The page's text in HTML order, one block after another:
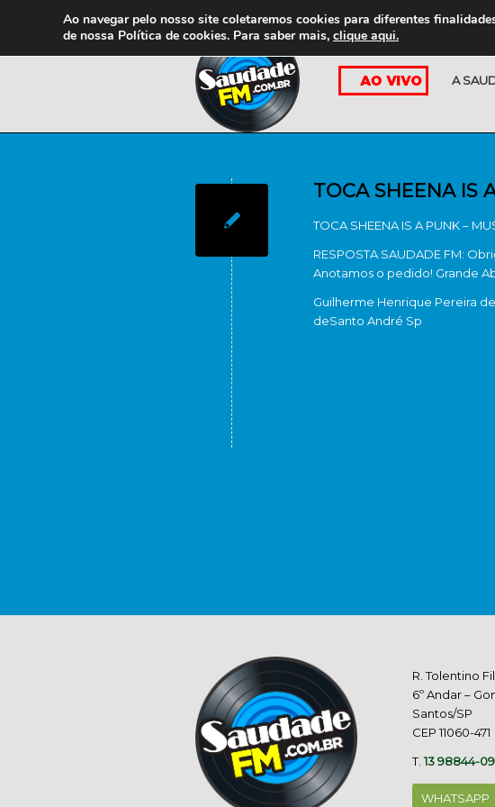
A
TOCA SHEENA IS
TOCA SHEENA IS A PUNK –
RESPOSTA SAUDADE FM:
Anotamos o pedido! Grande
Guilherme Henrique Pereira
deSanto André Sp
R. Tolentino
6º Andar –
Santos/SP
CEP 11060-471
T.13 98844-
WHATSAPP
Ao navegar pelo nosso site coletaremos cookies para diferentes
de nossa Política de cookies. Para saber mais, clique aqui.